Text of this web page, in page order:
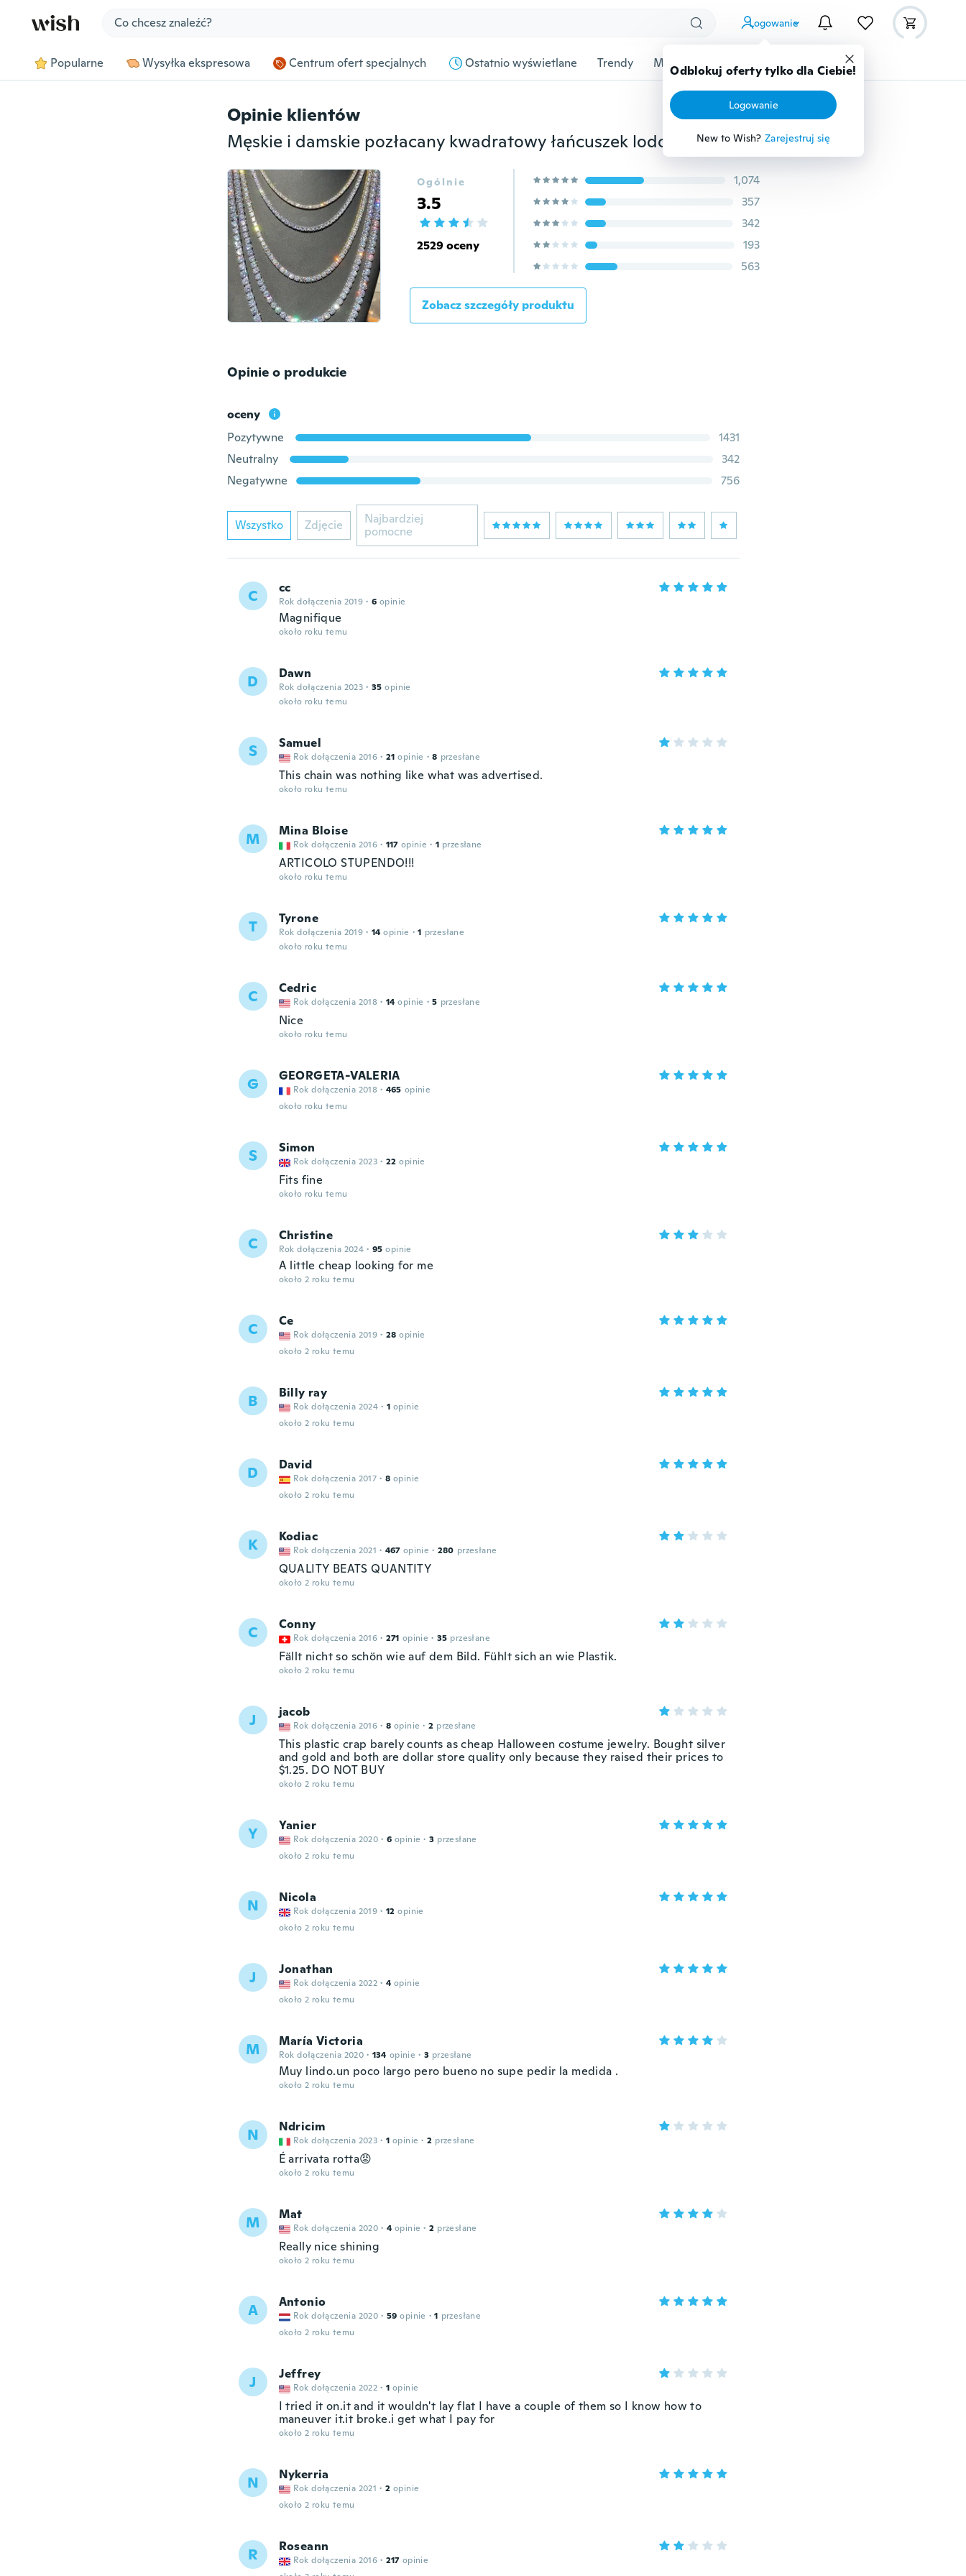
Logowanie
Odblokuj oferty tylko dla Ciebie!
Logowanie
New to Wish? Zarejestruj się
Popularne Wysyłka ekspresowa Centrum ofert specjalnych Ostatnio wyświetlane Trendy Moda Przybory dziecięce Więcej
Opinie klientów
Męskie i damskie pozłacany kwadratowy łańcuszek lodowy cyrkon Hip Hop Choker posrebrzany naszyjnik z łańcuszkiem Bling luksusowa biżuteria
Ogólnie
3.5
2529 oceny
1,074
357
342
193
563
Zobacz szczegóły produktu
Opinie o produkcie
oceny
Pozytywne
1431
Neutralny
342
Negatywne
756
Wszystko Zdjęcie
Najbardziej
pomocne
C cc
Rok dołączenia 2019 · 6 opinie
Magnifique
około roku temu
D Dawn
Rok dołączenia 2023 · 35 opinie
około roku temu
S Samuel
Rok dołączenia 2016 · 21 opinie · 8 przesłane
This chain was nothing like what was advertised.
około roku temu
M Mina Bloise
Rok dołączenia 2016 · 117 opinie · 1 przesłane
ARTICOLO STUPENDO!!!
około roku temu
T Tyrone
Rok dołączenia 2019 · 14 opinie · 1 przesłane
około roku temu
C Cedric
Rok dołączenia 2018 · 14 opinie · 5 przesłane
Nice
około roku temu
G GEORGETA-VALERIA
Rok dołączenia 2018 · 465 opinie
około roku temu
S Simon
Rok dołączenia 2023 · 22 opinie
Fits fine
około roku temu
C Christine
Rok dołączenia 2024 · 95 opinie
A little cheap looking for me
około 2 roku temu
C Ce
Rok dołączenia 2019 · 28 opinie
około 2 roku temu
B Billy ray
Rok dołączenia 2024 · 1 opinie
około 2 roku temu
D David
Rok dołączenia 2017 · 8 opinie
około 2 roku temu
K Kodiac
Rok dołączenia 2021 · 467 opinie · 280 przesłane
QUALITY BEATS QUANTITY
około 2 roku temu
C Conny
Rok dołączenia 2016 · 271 opinie · 35 przesłane
Fällt nicht so schön wie auf dem Bild. Fühlt sich an wie Plastik.
około 2 roku temu
J jacob
Rok dołączenia 2016 · 8 opinie · 2 przesłane
This plastic crap barely counts as cheap Halloween costume jewelry. Bought silver
and gold and both are dollar store quality only because they raised their prices to
$1.25. DO NOT BUY
około 2 roku temu
Y Yanier
Rok dołączenia 2020 · 6 opinie · 3 przesłane
około 2 roku temu
N Nicola
Rok dołączenia 2019 · 12 opinie
około 2 roku temu
J Jonathan
Rok dołączenia 2022 · 4 opinie
około 2 roku temu
M María Victoria
Rok dołączenia 2020 · 134 opinie · 3 przesłane
Muy lindo.un poco largo pero bueno no supe pedir la medida .
około 2 roku temu
N Ndricim
Rok dołączenia 2023 · 1 opinie · 2 przesłane
É arrivata rotta😡
około 2 roku temu
M Mat
Rok dołączenia 2020 · 4 opinie · 2 przesłane
Really nice shining
około 2 roku temu
A Antonio
Rok dołączenia 2020 · 59 opinie · 1 przesłane
około 2 roku temu
J Jeffrey
Rok dołączenia 2022 · 1 opinie
I tried it on.it and it wouldn't lay flat I have a couple of them so I know how to
maneuver it.it broke.i get what I pay for
około 2 roku temu
N Nykerria
Rok dołączenia 2021 · 2 opinie
około 2 roku temu
R Roseann
Rok dołączenia 2016 · 217 opinie